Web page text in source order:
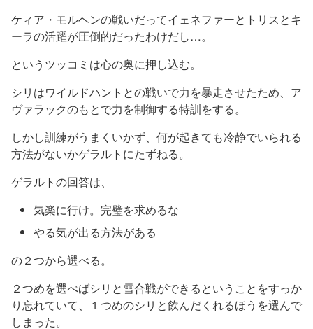
ケィア・モルヘンの戦いだってイェネファーとトリスとキ
ーラの活躍が圧倒的だったわけだし…。
というツッコミは心の奥に押し込む。
シリはワイルドハントとの戦いで力を暴走させたため、ア
ヴァラックのもとで力を制御する特訓をする。
しかし訓練がうまくいかず、何が起きても冷静でいられる
方法がないかゲラルトにたずねる。
ゲラルトの回答は、
気楽に行け。完璧を求めるな
やる気が出る方法がある
の２つから選べる。
２つめを選べばシリと雪合戦ができるということをすっか
り忘れていて、１つめのシリと飲んだくれるほうを選んで
しまった。